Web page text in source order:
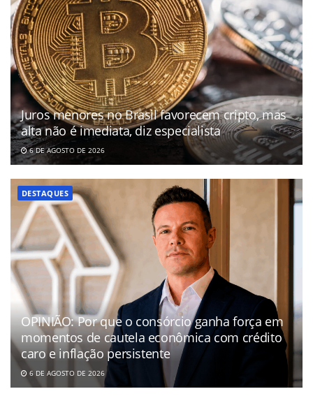
Juros menores no Brasil favorecem cripto, mas
alta não é imediata, diz especialista
6 DE AGOSTO DE 2026
DESTAQUES
OPINIÃO: Por que o consórcio ganha força em
momentos de cautela econômica com crédito
caro e inflação persistente
6 DE AGOSTO DE 2026